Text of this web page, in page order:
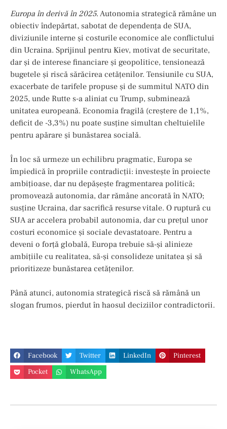
Europa în derivă în 2025. Autonomia strategică rămâne un
obiectiv îndepărtat, sabotat de dependența de SUA,
diviziunile interne și costurile economice ale conflictului
din Ucraina. Sprijinul pentru Kiev, motivat de securitate,
dar și de interese financiare și geopolitice, tensionează
bugetele și riscă sărăcirea cetățenilor. Tensiunile cu SUA,
exacerbate de tarifele propuse și de summitul NATO din
2025, unde Rutte s-a aliniat cu Trump, subminează
unitatea europeană. Economia fragilă (creștere de 1,1%,
deficit de -3,3%) nu poate susține simultan cheltuielile
pentru apărare și bunăstarea socială.
În loc să urmeze un echilibru pragmatic, Europa se
împiedică în propriile contradicții: investește în proiecte
ambițioase, dar nu depășește fragmentarea politică;
promovează autonomia, dar rămâne ancorată în NATO;
susține Ucraina, dar sacrifică resurse vitale. O ruptură cu
SUA ar accelera probabil autonomia, dar cu prețul unor
costuri economice și sociale devastatoare. Pentru a
deveni o forță globală, Europa trebuie să-și alinieze
ambițiile cu realitatea, să-și consolideze unitatea și să
prioritizeze bunăstarea cetățenilor.
Până atunci, autonomia strategică riscă să rămână un
slogan frumos, pierdut în haosul deciziilor contradictorii.
Facebook Twitter LinkedIn
Pinterest
Pocket
WhatsApp